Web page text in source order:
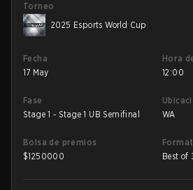
Torneo
2025 Esports World Cup
Fecha
17 May
Hora
12:00
Fase
Stage 1 - Stage 1 UB Semifinal
WA
Bolsa de premios
$1250000
Best of